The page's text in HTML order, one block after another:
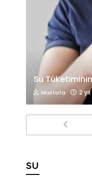
Su
Mustafa 2
SU